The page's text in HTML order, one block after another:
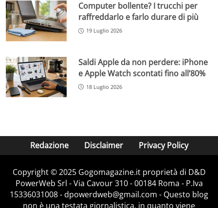
Computer bollente? I trucchi per
raffreddarlo e farlo durare di più
19 Luglio 2026
Saldi Apple da non perdere: iPhone
e Apple Watch scontati fino all’80%
18 Luglio 2026
Redazione Disclaimer Privacy Policy
Copyright © 2025 Gogomagazine.it proprietà di D&D
PowerWeb Srl - Via Cavour 310 - 00184 Roma - P.Iva
15336031008 - dpowerdweb@gmail.com - Questo blog
non è una testata giornalistica, in quanto viene